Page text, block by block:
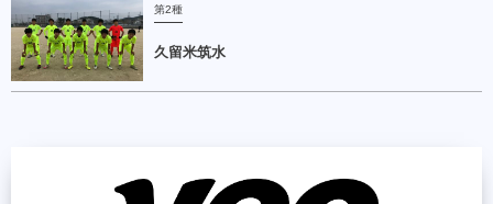
第2種
久留米筑水